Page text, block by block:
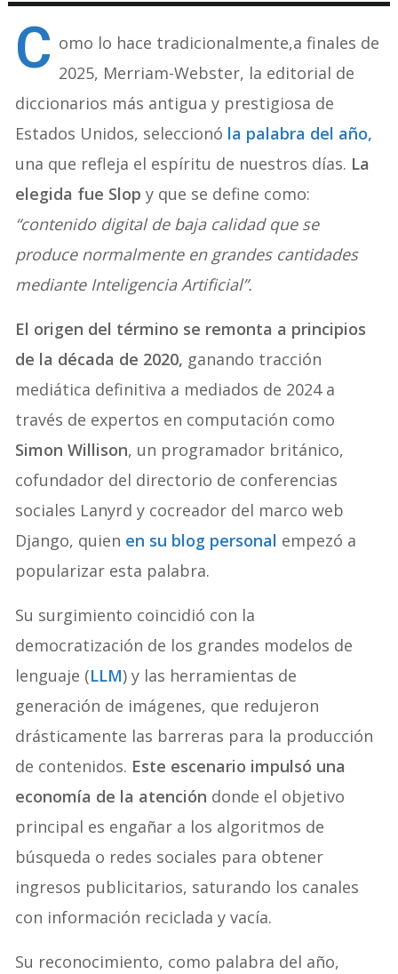
C omo lo hace tradicionalmente,a finales de
2025, Merriam-Webster, la editorial de
diccionarios más antigua y prestigiosa de
Estados Unidos, seleccionó la palabra del año,
una que refleja el espíritu de nuestros días. La
elegida fue Slop y que se define como:
“contenido digital de baja calidad que se
produce normalmente en grandes cantidades
mediante Inteligencia Artificial”.
El origen del término se remonta a principios
de la década de 2020, ganando tracción
mediática definitiva a mediados de 2024 a
través de expertos en computación como
Simon Willison, un programador británico,
cofundador del directorio de conferencias
sociales Lanyrd y cocreador del marco web
Django, quien en su blog personal empezó a
popularizar esta palabra.
Su surgimiento coincidió con la
democratización de los grandes modelos de
lenguaje (LLM) y las herramientas de
generación de imágenes, que redujeron
drásticamente las barreras para la producción
de contenidos. Este escenario impulsó una
economía de la atención donde el objetivo
principal es engañar a los algoritmos de
búsqueda o redes sociales para obtener
ingresos publicitarios, saturando los canales
con información reciclada y vacía.
Su reconocimiento, como palabra del año,